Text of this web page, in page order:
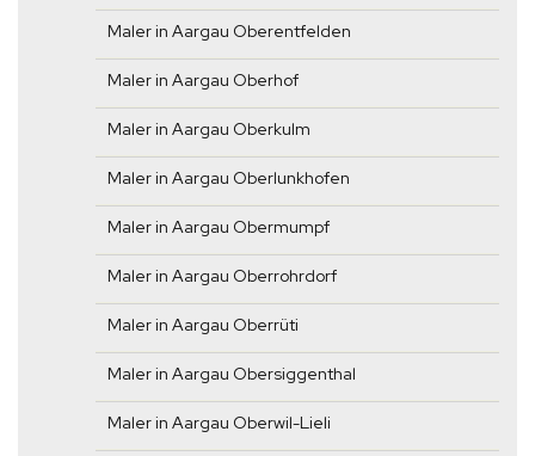
Maler in Aargau Oberentfelden
Maler in Aargau Oberhof
Maler in Aargau Oberkulm
Maler in Aargau Oberlunkhofen
Maler in Aargau Obermumpf
Maler in Aargau Oberrohrdorf
Maler in Aargau Oberrüti
Maler in Aargau Obersiggenthal
Maler in Aargau Oberwil-Lieli